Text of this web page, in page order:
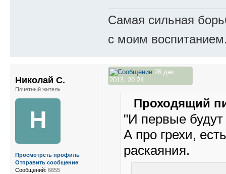
Самая сильная
с моим
26 дек
2013, 20:24
Проходящий
"И первые
А про грехи,
раскаяния.
Николай С.
Почетный житель
Н
Просмотреть профиль
Отправить сообщение
Сообщений: 6655